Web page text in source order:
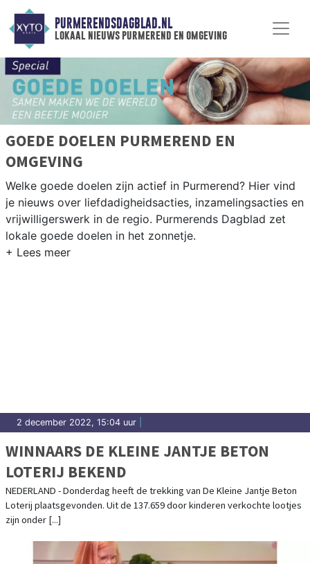
PURMERENDSDAGBLAD.NL
lokaal nieuws purmerend en omgeving
GOEDE DOELEN PURMEREND EN
OMGEVING
Welke goede doelen zijn actief in Purmerend? Hier vind
je nieuws over liefdadigheidsacties, inzamelingsacties en
vrijwilligerswerk in de regio. Purmerends Dagblad zet
lokale goede doelen in het zonnetje.
2 december 2022, 15:04 uur
WINNAARS DE KLEINE JANTJE BETON
LOTERIJ BEKEND
NEDERLAND - Donderdag heeft de trekking van De Kleine Jantje Beton
Loterij plaatsgevonden. Uit de 137.659 door kinderen verkochte lootjes
zijn onder [...]